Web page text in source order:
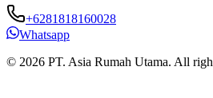
+6281818160028
Whatsapp
© 2026 PT. Asia Rumah Utama. All